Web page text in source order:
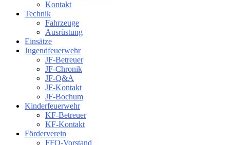
Kontakt
Technik
Fahrzeuge
Ausrüstung
Einsätze
Jugendfeuerwehr
JF-Betreuer
JF-Chronik
JF-Q&A
JF-Kontakt
JF-Bochum
Kinderfeuerwehr
KF-Betreuer
KF-Kontakt
Förderverein
FFQ-Vorstand